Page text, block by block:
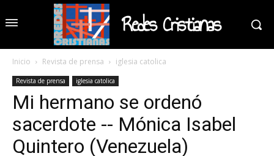
Redes Cristianas
Inicio Revista de prensa iglesia catolica
Revista de prensa iglesia catolica
Mi hermano se ordenó
sacerdote -- Mónica Isabel
Quintero (Venezuela)